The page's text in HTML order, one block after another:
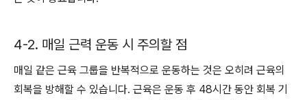
4-2. 매일 근력 운동 시 주의할 점
매일 같은 근육 그룹을 반복적으로 운동하는 것은 오히려 근육의
회복을 방해할 수 있습니다. 근육은 운동 후 48시간 동안 회복 기